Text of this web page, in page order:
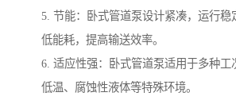
5. 节能：卧式管道泵设计紧凑，运行稳
低能耗，提高输送效率。
6. 适应性强：卧式管道泵适用于多种工
低温、腐蚀性液体等特殊环境。